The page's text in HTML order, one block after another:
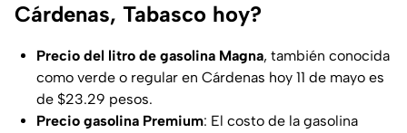
Cárdenas, Tabasco hoy?
Precio del litro de gasolina Magna, también conocida
como verde o regular en Cárdenas hoy 11 de mayo es
de $23.29 pesos.
Precio gasolina Premium: El costo de la gasolina